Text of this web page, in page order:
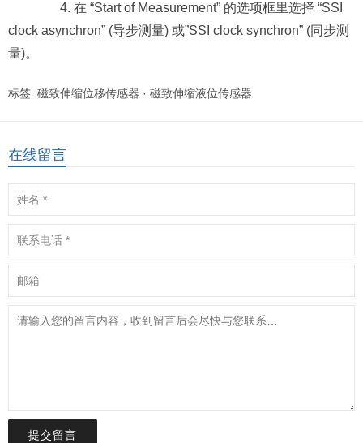
4. 在 “Start of Measurement” 的选项框里选择 “SSI
clock asynchron” (导步测量) 或”SSI clock synchron” (同步测
量)。
标签: 磁致伸缩位移传感器 · 磁致伸缩液位传感器
在线留言
提交留言